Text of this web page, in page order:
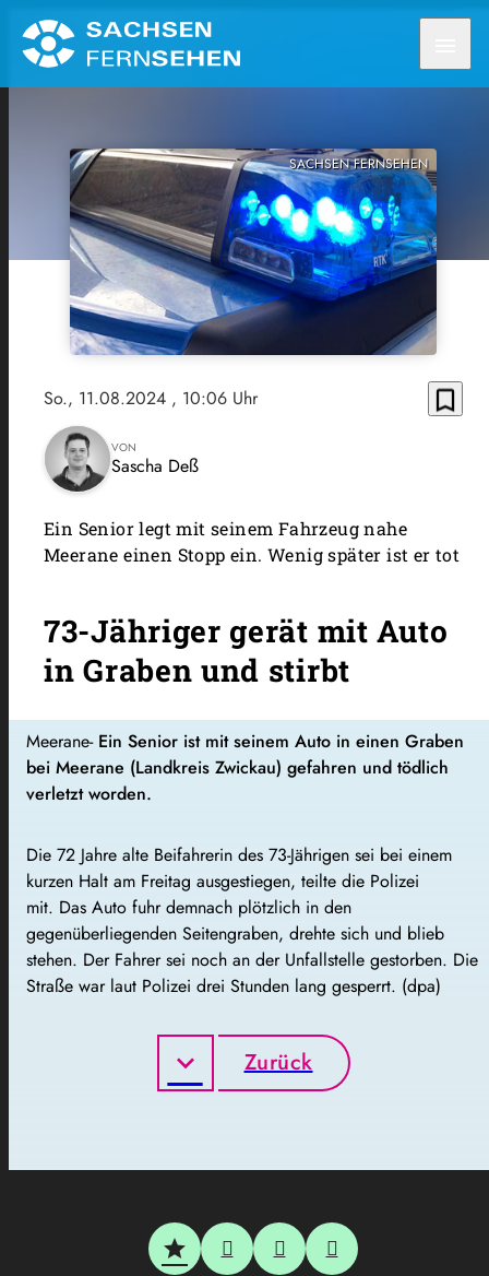
SACHSEN FERNSEHEN
So., 11.08.2024 , 10:06 Uhr bookmark_border
VON
Sascha Deß
Ein Senior legt mit seinem Fahrzeug nahe
Meerane einen Stopp ein. Wenig später ist er tot
73-Jähriger gerät mit Auto
in Graben und stirbt
Meerane- Ein Senior ist mit seinem Auto in einen Graben
bei Meerane (Landkreis Zwickau) gefahren und tödlich
verletzt worden.
Die 72 Jahre alte Beifahrerin des 73-Jährigen sei bei einem
kurzen Halt am Freitag ausgestiegen, teilte die Polizei
mit. Das Auto fuhr demnach plötzlich in den
gegenüberliegenden Seitengraben, drehte sich und blieb
stehen. Der Fahrer sei noch an der Unfallstelle gestorben. Die
Straße war laut Polizei drei Stunden lang gesperrt. (dpa)
Zurück